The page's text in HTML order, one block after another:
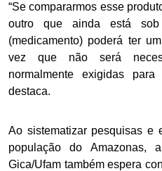
“Se compararmos esse
outro que ainda está
(medicamento) poderá ter
vez que não será
normalmente exigidas para
destaca.
Ao sistematizar pesquisas e
população do Amazonas,
Gica/Ufam também espera